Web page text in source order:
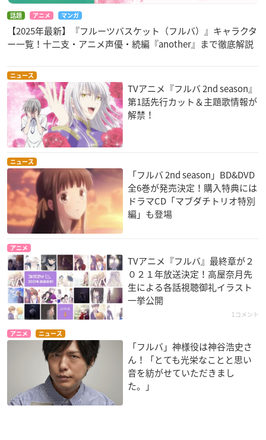
話題 アニメ マンガ
【2025年最新】『フルーツバスケット（フルバ）』キャラクタ
ー一覧！十二支・アニメ声優・続編『another』まで徹底解説
ニュース
TVアニメ『フルバ 2nd season』
第1話先行カット＆主題歌情報が
解禁！
ニュース
「フルバ 2nd season」BD&DVD
全6巻が発売決定！購入特典には
ドラマCD「マブダチトリオ特別
編」も登場
アニメ
TVアニメ『フルバ』最終章が２
０２１年放送決定！高屋奈月先
生による各話視聴御礼イラスト
一挙公開
1コメント
アニメ ニュース
「フルバ」神様役は神谷浩史さ
ん！「とても光栄なことと思い
音を紡がせていただきまし
た。」